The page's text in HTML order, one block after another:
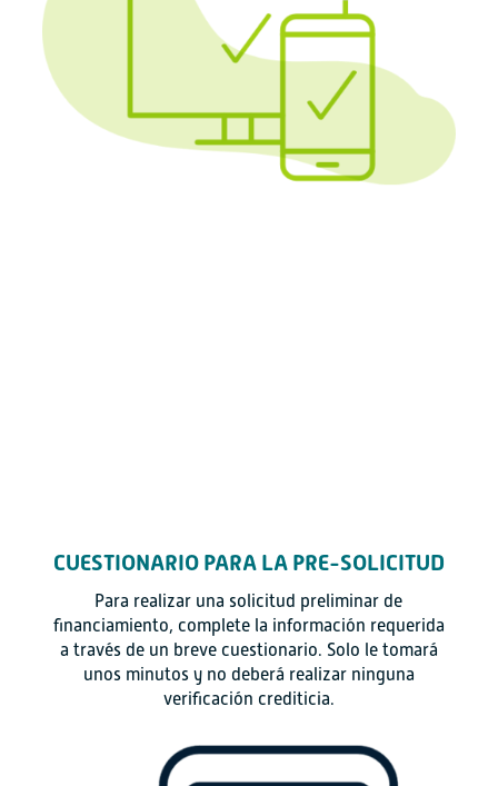
CUESTIONARIO PARA LA PRE-SOLICITUD
Para realizar una solicitud preliminar de
financiamiento, complete la información requerida
a través de un breve cuestionario. Solo le tomará
unos minutos y no deberá realizar ninguna
verificación crediticia.